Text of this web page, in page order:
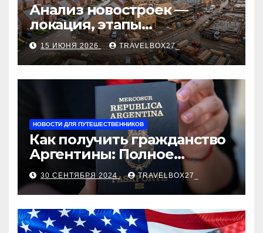
Анализ новостроек —
локация, этапы
строительства, проверка
застройщика, сценарии
оформления сделки и
рыночные ориентиры
15 ИЮНЯ 2026 TRAVELBOX27_
НОВОСТИ ДЛЯ ПУТЕШЕСТВЕННИКОВ
Как получить гражданство
Аргентины: Полное
руководство
30 СЕНТЯБРЯ 2024 TRAVELBOX27_